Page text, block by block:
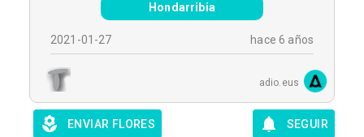
Hondarribia
2021-01-27 hace 6 años
adio.eus
ENVIAR FLORES SEGUIR